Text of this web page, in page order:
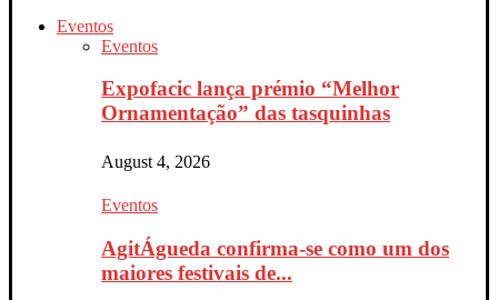
Eventos
Eventos
Expofacic lança prémio “Melhor
Ornamentação” das tasquinhas
August 4, 2026
Eventos
AgitÁgueda confirma-se como um dos
maiores festivais de...